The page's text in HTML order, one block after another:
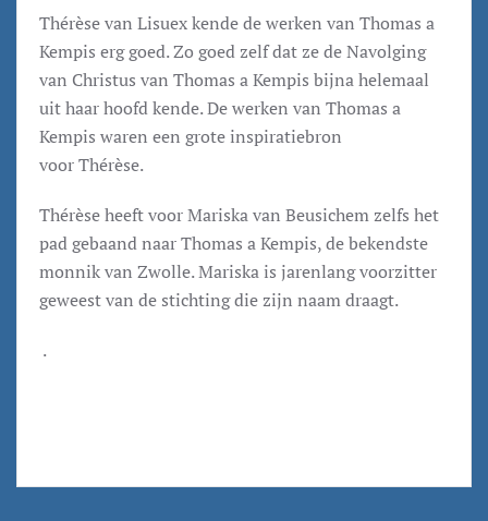
Thérèse van Lisuex kende de werken van Thomas a
Kempis erg goed. Zo goed zelf dat ze de Navolging
van Christus van Thomas a Kempis bijna helemaal
uit haar hoofd kende. De werken van Thomas a
Kempis waren een grote inspiratiebron
voor Thérèse.
Thérèse heeft voor Mariska van Beusichem zelfs het
pad gebaand naar Thomas a Kempis, de bekendste
monnik van Zwolle. Mariska is jarenlang voorzitter
geweest van de stichting die zijn naam draagt.
.